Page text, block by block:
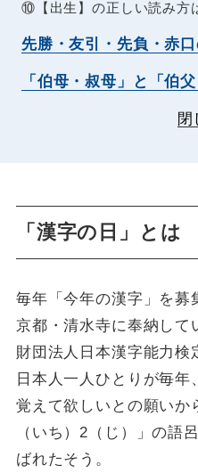
⑩【出生】の正しい読み方
先勝・友引・先負・赤
「伯母・叔母」と「伯
閉
「漢字の日」とは
毎年「今年の漢字」を募
京都・清水寺に奉納して
財団法人日本漢字能力検
日本人一人ひとりが毎
覚えて欲しいとの願いか
（いち）2（じ）」の語
ばれたそう。